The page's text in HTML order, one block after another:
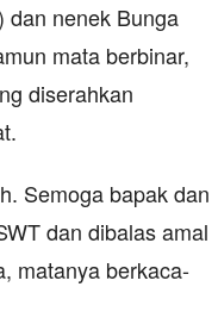
dan nenek Bunga
mata berbinar,
diserahkan
Semoga bapak dan
dan dibalas amal
matanya berkaca-